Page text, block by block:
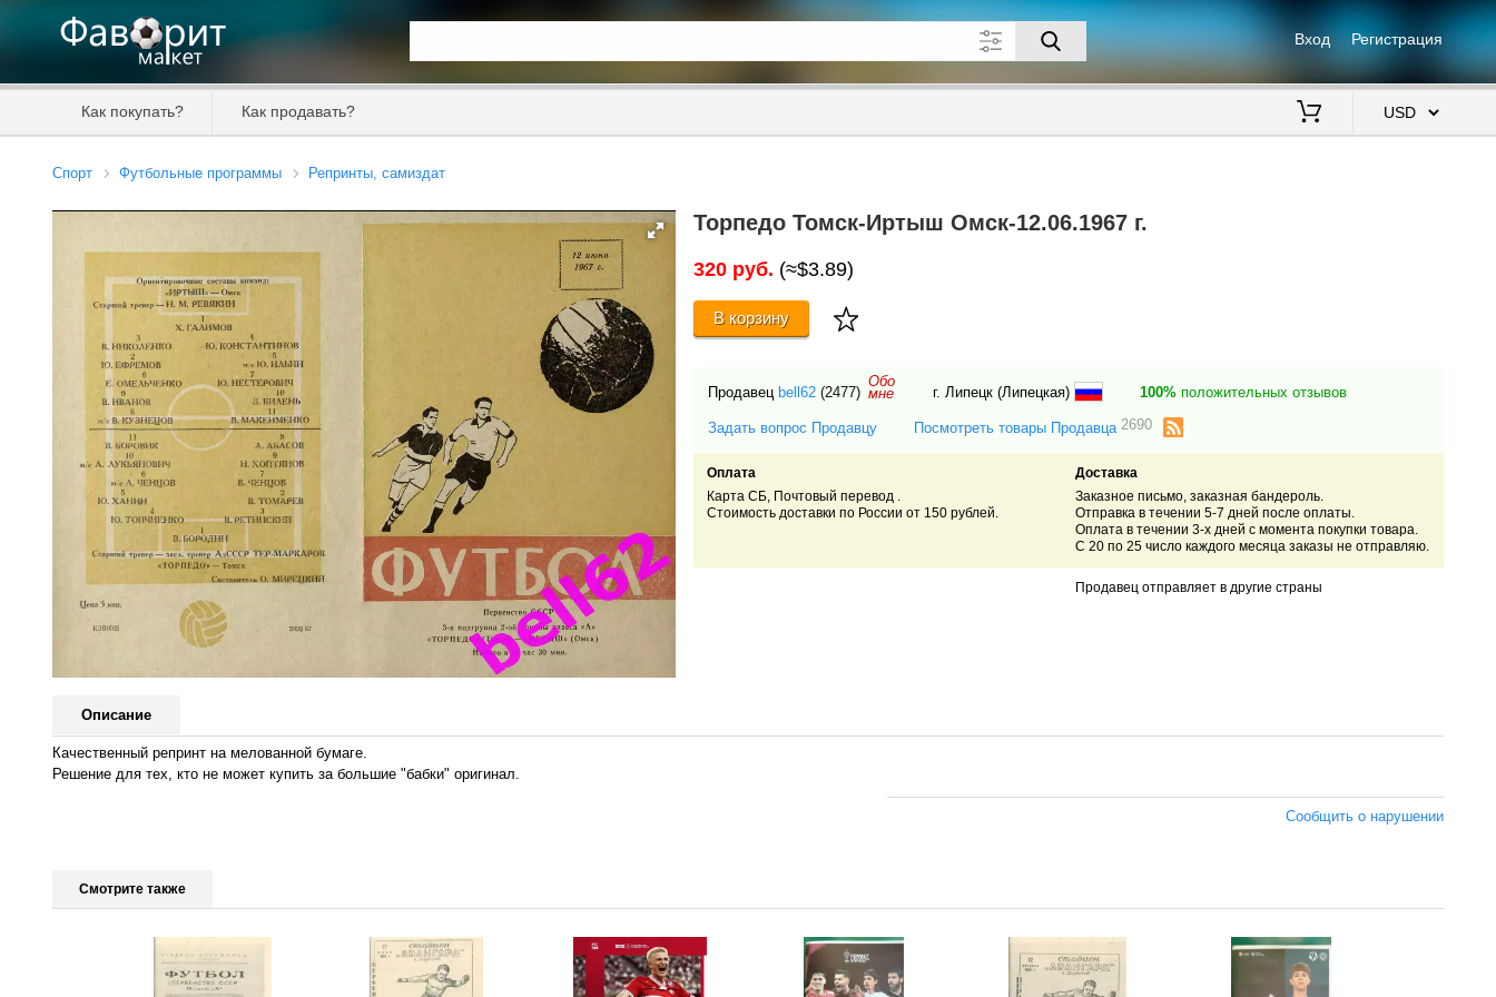
Вход Регистрация
Как покупать? Как продавать?
Спорт Футбольные программы Репринты, самиздат
Торпедо Томск-Иртыш Омск-12.06.1967 г.
320 руб. (≈$3.89)
В корзину
Продавец bell62 (2477)
Обо
мне г. Липецк (Липецкая) 100%положительных отзывов
Задать вопрос Продавцу Посмотреть товары Продавца 2690
Оплата
Карта СБ, Почтовый перевод .
Стоимость доставки по России от 150 рублей.
Доставка
Заказное письмо, заказная бандероль.
Отправка в течении 5-7 дней после оплаты.
Оплата в течении 3-х дней с момента покупки товара.
С 20 по 25 число каждого месяца заказы не отправляю.
Продавец отправляет в другие страны
Описание
Качественный репринт на мелованной бумаге.
Решение для тех, кто не может купить за большие "бабки" оригинал.
Сообщить о нарушении
Смотрите также